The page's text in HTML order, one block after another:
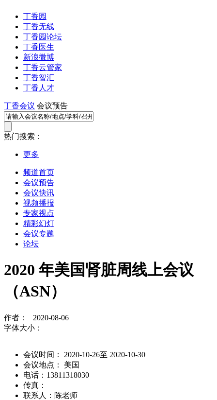
丁香园
丁香无线
丁香园论坛
丁香医生
新浪微博
丁香云管家
丁香智汇
丁香人才
丁香会议 会议预告
热门搜索：
更多
频道首页
会议预告
会议快讯
视频播报
专家视点
精彩幻灯
会议专题
论坛
2020 年美国肾脏周线上会议
（ASN）
作者： 2020-08-06
字体大小：
会议时间： 2020-10-26至 2020-10-30
会议地点： 美国
电话：13811318030
传真：
联系人：陈老师